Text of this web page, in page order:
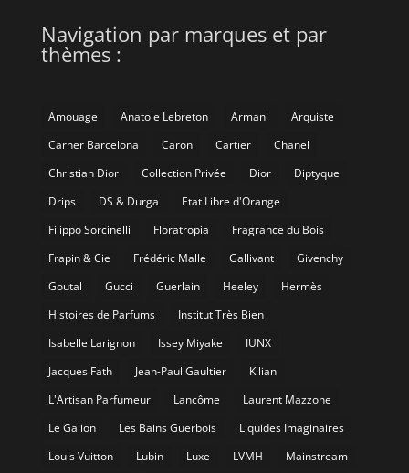
Navigation par marques et par
thèmes :
Amouage Anatole Lebreton Armani
Arquiste
Carner Barcelona
Caron Cartier
Chanel
Christian Dior
Collection Privée Dior
Diptyque
Drips
DS & Durga
Etat Libre d'Orange
Filippo Sorcinelli
Floratropia
Fragrance du Bois
Frapin & Cie
Frédéric Malle Gallivant
Givenchy
Goutal
Gucci Guerlain Heeley
Hermès
Histoires de Parfums
Institut Très Bien
Isabelle Larignon
Issey Miyake
IUNX
Jacques Fath
Jean-Paul Gaultier
Kilian
L'Artisan Parfumeur
Lancôme
Laurent Mazzone
Le Galion
Les Bains Guerbois
Liquides Imaginaires
Louis Vuitton
Lubin Luxe LVMH
Mainstream